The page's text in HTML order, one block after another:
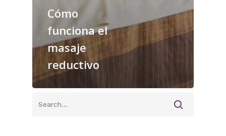
Cómo
funciona el
masaje
reductivo